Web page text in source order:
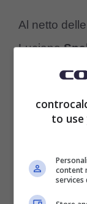
Al netto delle
Luciano
ha già in
maglia
della
to
content
services